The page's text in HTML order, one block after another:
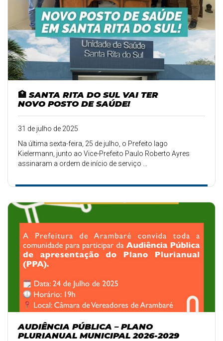
🏥 SANTA RITA DO SUL VAI TER
NOVO POSTO DE SAÚDE!
31 de julho de 2025
Na última sexta-feira, 25 de julho, o Prefeito Iago
Kielermann, junto ao Vice-Prefeito Paulo Roberto Ayres
assinaram a ordem de início de serviço ...
AUDIÊNCIA PÚBLICA – PLANO
PLURIANUAL MUNICIPAL 2026-2029